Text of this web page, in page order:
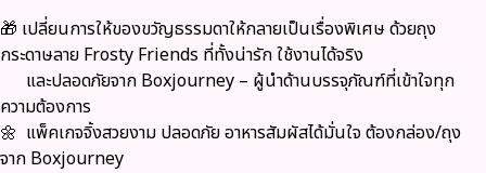
🎁 เปลี่ยนการให้ของขวัญธรรมดาให้กลายเป็นเรื่องพิเศษด้วยถุง
กระดาษลาย Frosty Friends ที่ทั้งน่ารัก ใช้งานได้จริง
และปลอดภัยจาก Boxjourney – ผู้นำด้านบรรจุภัณฑ์ที่เข้าใจทุก
ความต้องการ
🌼 แพ็คเกจจิ้งสวยงาม ปลอดภัย อาหารสัมผัสได้มั่นใจ ต้องกล่อง/ถุง
จาก Boxjourney